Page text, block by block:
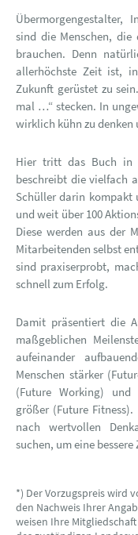
Übermorgengestalter,
sind die Menschen,
brauchen. Denn
allerhöchste Zeit ist,
Zukunft gerüstet zu
mal …“ stecken. In
wirklich kühn zu denken
Hier tritt das Buch in
beschreibt die vielfach
Schüller darin kompakt
und weit über 100
Diese werden aus der
Mitarbeitenden selbst
sind praxiserprobt,
schnell zum Erfolg.
Damit präsentiert die
maßgeblichen
aufeinander
Menschen stärker
(Future Working) und
größer (Future
nach wertvollen
suchen, um eine
*) Der Vorzugspreis wird
den Nachweis Ihrer
weisen Ihre